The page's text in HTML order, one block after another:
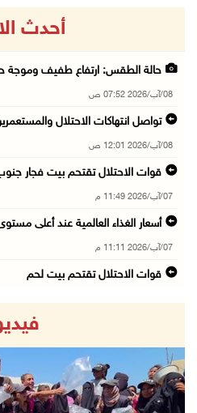
أحدث
حالة الطقس: ارتفاع طفيف وموجة
08/آب/2026 07:52 ص
تواصل انتهاكات الاحتلال
08/آب/2026 12:01 ص
قوات الاحتلال تقتحم بيت فجار
07/آب/2026 11:49 م
أسعار الغذاء العالمية عند أعلى مستوى منذ
07/آب/2026 11:11 م
قوات الاحتلال تقتحم بيت لحم
قوات الاحتلال تعتقل طفلا من
07/آب/2026 10:17 م
قوات الاحتلال تغلق مداخل يعبد
07/آب/2026 10:15 م